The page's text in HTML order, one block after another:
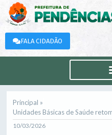
FALA CIDADÃO
Principal »
Unidades Básicas de Saúde
10/03/2026